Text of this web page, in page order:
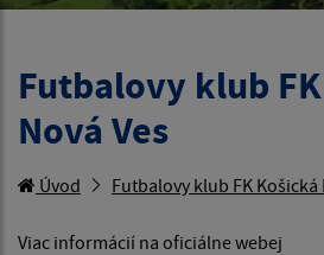
Futbalovy klub
Nová Ves
Úvod Futbalovy klub FK Košická
Viac informácií na oficiálne webej